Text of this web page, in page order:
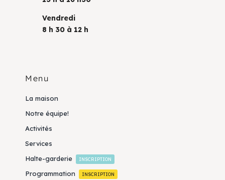
Vendredi
8 h 30 à 12 h
Menu
La maison
Notre équipe!
Activités
Services
Halte-garderie
INSCRIPTION
Programmation INSCRIPTION